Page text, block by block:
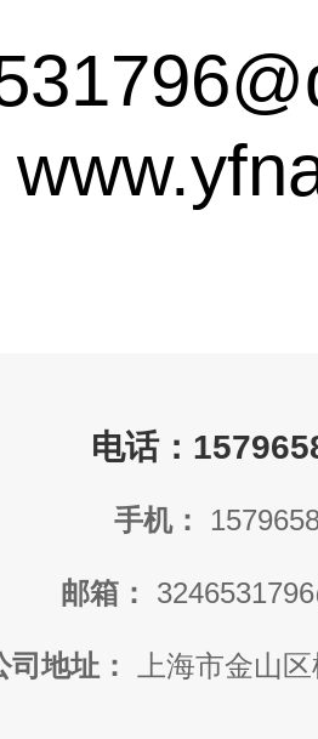
电话：
手机：
邮箱：
司地址： 上海市金山